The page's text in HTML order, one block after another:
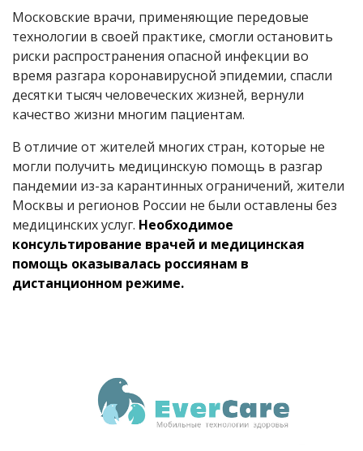
Московские врачи, применяющие передовые
технологии в своей практике, смогли остановить
риски распространения опасной инфекции во
время разгара коронавирусной эпидемии, спасли
десятки тысяч человеческих жизней, вернули
качество жизни многим пациентам.
В отличие от жителей многих стран, которые не
могли получить медицинскую помощь в разгар
пандемии из-за карантинных ограничений, жители
Москвы и регионов России не были оставлены без
медицинских услуг. Необходимое
консультирование врачей и медицинская
помощь оказывалась россиянам в
дистанционном режиме.